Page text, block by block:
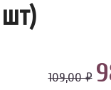
шт)
109,00 ₽